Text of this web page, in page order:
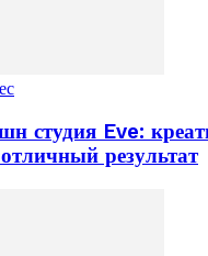
студия Eve:
результат